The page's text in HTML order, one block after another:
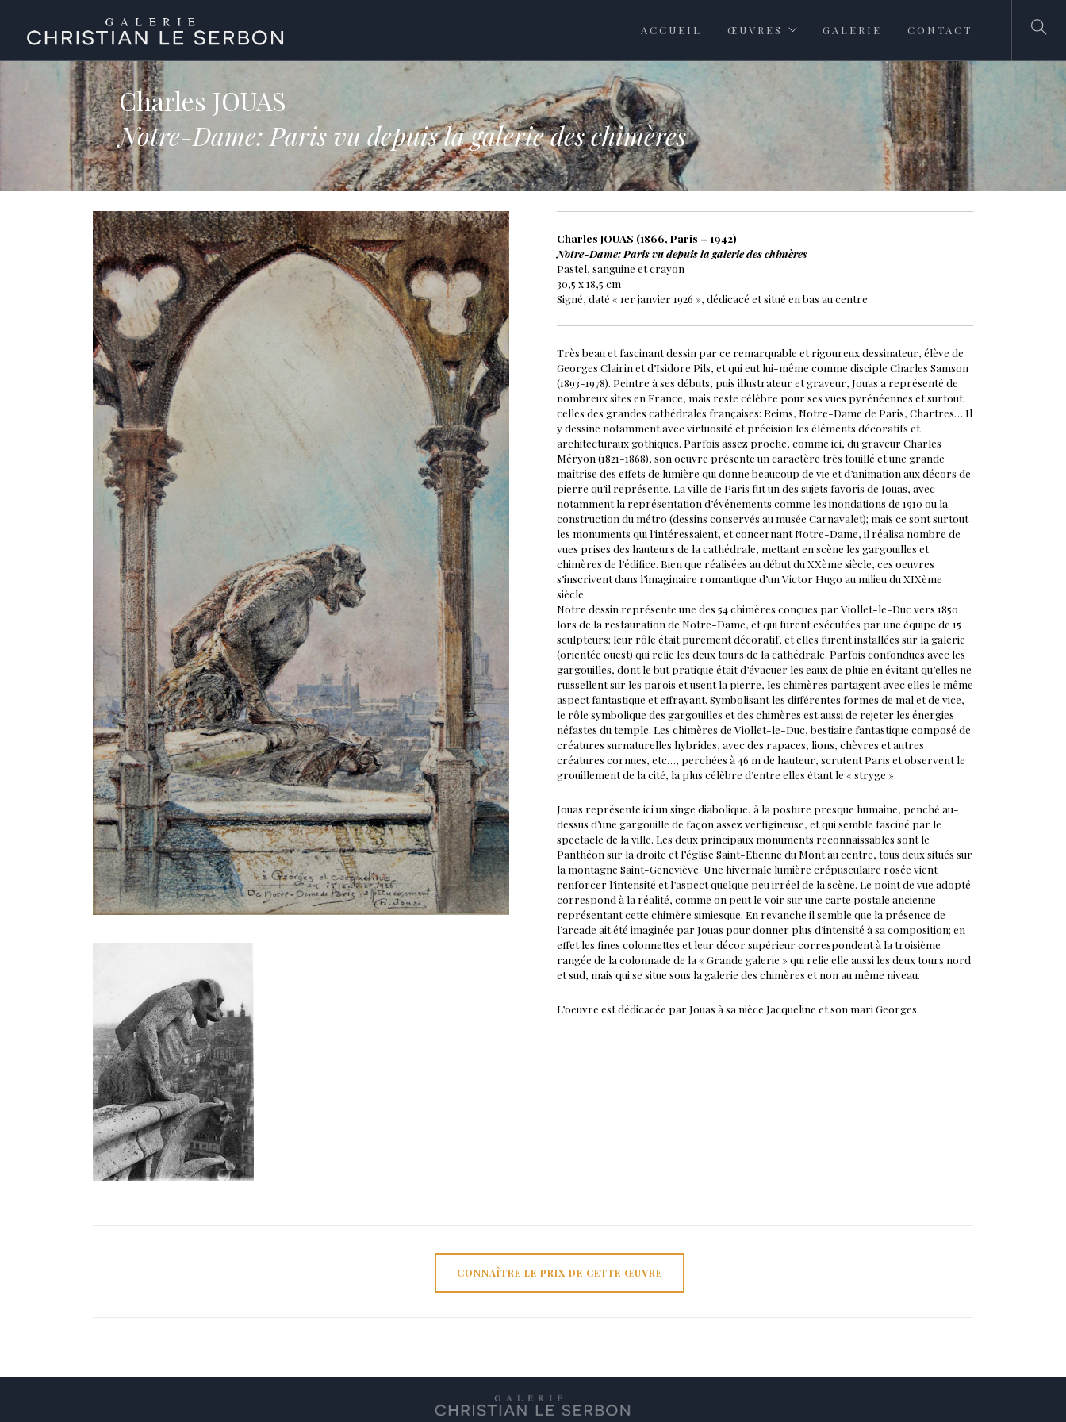
ACCUEIL ŒUVRES GALERIE CONTACT
Charles JOUAS
Notre-Dame: Paris vu depuis la galerie des chimères
Charles JOUAS (1866, Paris – 1942)
Notre-Dame: Paris vu depuis la galerie des chimères
Pastel, sanguine et crayon
30,5 x 18,5 cm
Signé, daté « 1er janvier 1926 », dédicacé et situé en bas au centre
Très beau et fascinant dessin par ce remarquable et rigoureux dessinateur, élève de
Georges Clairin et d’Isidore Pils, et qui eut lui-même comme disciple Charles Samson
(1893-1978). Peintre à ses débuts, puis illustrateur et graveur, Jouas a représenté de
nombreux sites en France, mais reste célèbre pour ses vues pyrénéennes et surtout
celles des grandes cathédrales françaises: Reims, Notre-Dame de Paris, Chartres… Il
y dessine notamment avec virtuosité et précision les éléments décoratifs et
architecturaux gothiques. Parfois assez proche, comme ici, du graveur Charles
Méryon (1821-1868), son oeuvre présente un caractère très fouillé et une grande
maîtrise des effets de lumière qui donne beaucoup de vie et d’animation aux décors de
pierre qu’il représente. La ville de Paris fut un des sujets favoris de Jouas, avec
notamment la représentation d’événements comme les inondations de 1910 ou la
construction du métro (dessins conservés au musée Carnavalet); mais ce sont surtout
les monuments qui l’intéressaient, et concernant Notre-Dame, il réalisa nombre de
vues prises des hauteurs de la cathédrale, mettant en scène les gargouilles et
chimères de l’édifice. Bien que réalisées au début du XXème siècle, ces oeuvres
s’inscrivent dans l’imaginaire romantique d’un Victor Hugo au milieu du XIXème
siècle.
Notre dessin représente une des 54 chimères conçues par Viollet-le-Duc vers 1850
lors de la restauration de Notre-Dame, et qui furent exécutées par une équipe de 15
sculpteurs; leur rôle était purement décoratif, et elles furent installées sur la galerie
(orientée ouest) qui relie les deux tours de la cathédrale. Parfois confondues avec les
gargouilles, dont le but pratique était d’évacuer les eaux de pluie en évitant qu’elles ne
ruissellent sur les parois et usent la pierre, les chimères partagent avec elles le même
aspect fantastique et effrayant. Symbolisant les différentes formes de mal et de vice,
le rôle symbolique des gargouilles et des chimères est aussi de rejeter les énergies
néfastes du temple. Les chimères de Viollet-le-Duc, bestiaire fantastique composé de
créatures surnaturelles hybrides, avec des rapaces, lions, chèvres et autres
créatures cornues, etc…, perchées à 46 m de hauteur, scrutent Paris et observent le
grouillement de la cité, la plus célèbre d’entre elles étant le « stryge ».
Jouas représente ici un singe diabolique, à la posture presque humaine, penché au-
dessus d’une gargouille de façon assez vertigineuse, et qui semble fasciné par le
spectacle de la ville. Les deux principaux monuments reconnaissables sont le
Panthéon sur la droite et l’église Saint-Etienne du Mont au centre, tous deux situés sur
la montagne Saint-Geneviève. Une hivernale lumière crépusculaire rosée vient
renforcer l’intensité et l’aspect quelque peu irréel de la scène. Le point de vue adopté
correspond à la réalité, comme on peut le voir sur une carte postale ancienne
représentant cette chimère simiesque. En revanche il semble que la présence de
l’arcade ait été imaginée par Jouas pour donner plus d’intensité à sa composition; en
effet les fines colonnettes et leur décor supérieur correspondent à la troisième
rangée de la colonnade de la « Grande galerie » qui relie elle aussi les deux tours nord
et sud, mais qui se situe sous la galerie des chimères et non au même niveau.
L’oeuvre est dédicacée par Jouas à sa nièce Jacqueline et son mari Georges.
CONNAÎTRE LE PRIX DE CETTE ŒUVRE